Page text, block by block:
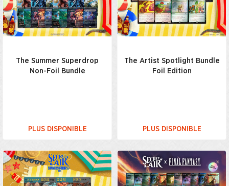
The Summer Superdrop
Non-Foil Bundle
PLUS DISPONIBLE
The Artist Spotlight Bundle
Foil Edition
PLUS DISPONIBLE